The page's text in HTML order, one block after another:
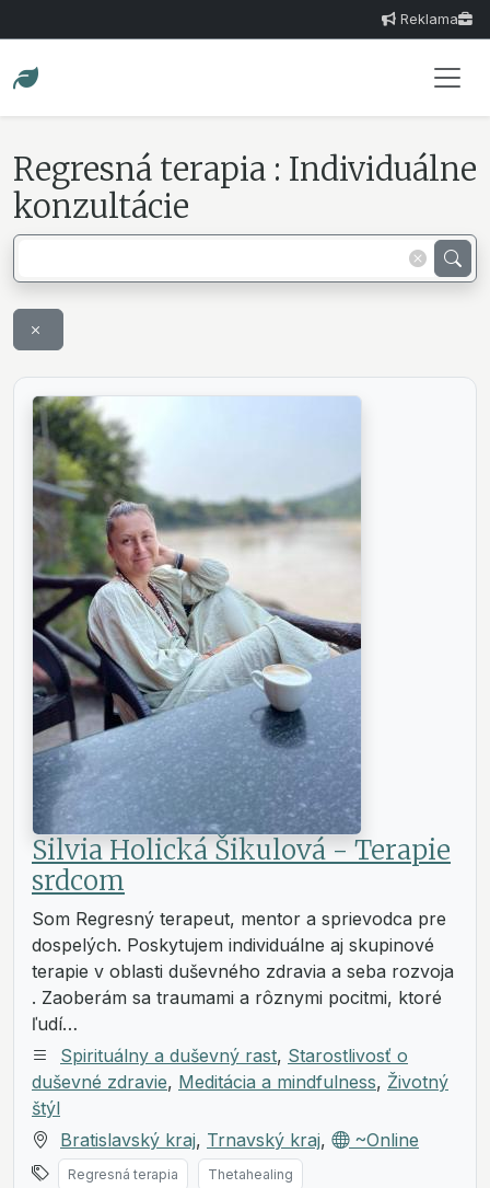
Reklama
Regresná terapia : Individuálne
konzultácie
Silvia Holická Šikulová - Terapie
srdcom
Som Regresný terapeut, mentor a sprievodca pre
dospelých. Poskytujem individuálne aj skupinové
terapie v oblasti duševného zdravia a seba rozvoja
. Zaoberám sa traumami a rôznymi pocitmi, ktoré
ľudí…
Spirituálny a duševný rast, Starostlivosť o
duševné zdravie, Meditácia a mindfulness, Životný
štýl
Bratislavský kraj, Trnavský kraj, ~Online
Regresná terapia
Thetahealing